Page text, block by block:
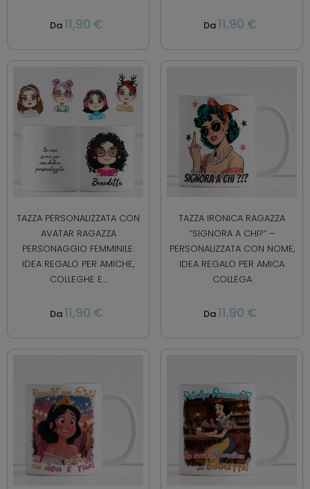
Da11,90 € Da11,90 €
TAZZA PERSONALIZZATA CON
AVATAR RAGAZZA
PERSONAGGIO FEMMINILE.
IDEA REGALO PER AMICHE,
COLLEGHE E...
Da11,90 €
TAZZA IRONICA RAGAZZA
“SIGNORA A CHI?” –
PERSONALIZZATA CON NOME,
IDEA REGALO PER AMICA
COLLEGA
Da11,90 €